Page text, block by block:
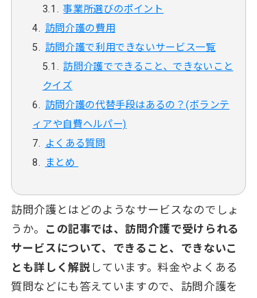
事業所選びのポイント
訪問介護の費用
訪問介護で利用できないサービス一覧
訪問介護でできること、できないこと
クイズ
訪問介護の代替手段はあるの？(ボランテ
ィアや自費ヘルパー)
よくある質問
まとめ
訪問介護とはどのようなサービスなのでしょ
うか。
この記事では、 訪問介護で受けられる
サービスについて、できること、できないこ
とも詳しく解説 しています。料金やよくある
質問などにも答えていますので、訪問介護を